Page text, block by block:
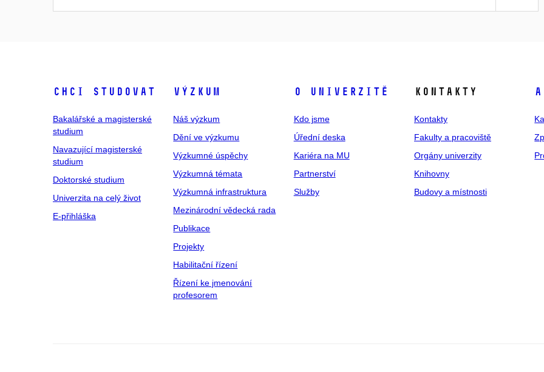
Chci studovat
Bakalářské a magisterské
studium
Navazující magisterské
studium
Doktorské studium
Univerzita na celý život
E-přihláška
Výzkum
Náš výzkum
Dění ve výzkumu
Výzkumné úspěchy
Výzkumná témata
Výzkumná infrastruktura
Mezinárodní vědecká rada
Publikace
Projekty
Habilitační řízení
Řízení ke jmenování
profesorem
O univerzitě
Kdo jsme
Úřední deska
Kariéra na MU
Partnerství
Služby
Kontakty
Kontakty
Fakulty a pracoviště
Orgány univerzity
Knihovny
Budovy a místnosti